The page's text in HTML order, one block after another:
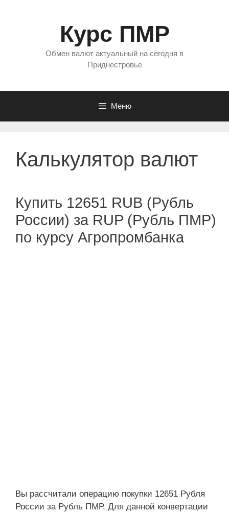
Курс ПМР
Обмен валют актуальный на сегодня в
Приднестровье
Меню
Калькулятор валют
Купить 12651 RUB (Рубль
России) за RUP (Рубль ПМР)
по курсу Агропромбанка
Вы рассчитали операцию покупки 12651 Рубля
России за Рубль ПМР. Для данной конвертации